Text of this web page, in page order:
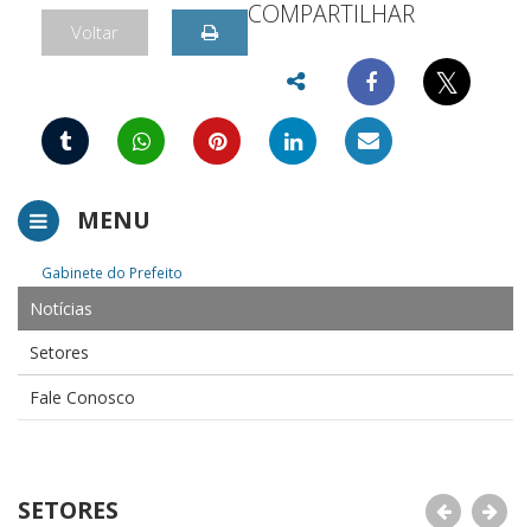
Voltar
COMPARTILHAR
𝕏
MENU
Gabinete do Prefeito
Notícias
Setores
Fale Conosco
SETORES